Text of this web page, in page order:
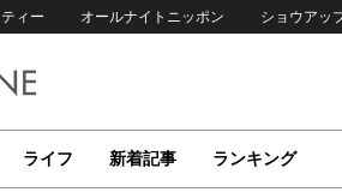
ィー オールナイトニッポン ショウアッ
ライフ 新着記事 ランキング